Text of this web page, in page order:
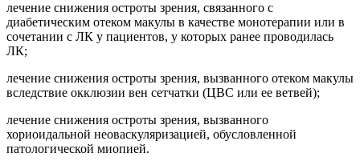
лечение снижения остроты зрения, связанного с
диабетическим отеком макулы в качестве монотерапии или в
сочетании с ЛК у пациентов, у которых ранее проводилась
ЛК;
лечение снижения остроты зрения, вызванного отеком макулы
вследствие окклюзии вен сетчатки (ЦВС или ее ветвей);
лечение снижения остроты зрения, вызванного
хориоидальной неоваскуляризацией, обусловленной
патологической миопией.